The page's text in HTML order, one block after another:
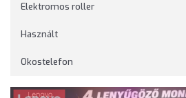
Elektromos roller
Használt
Okostelefon